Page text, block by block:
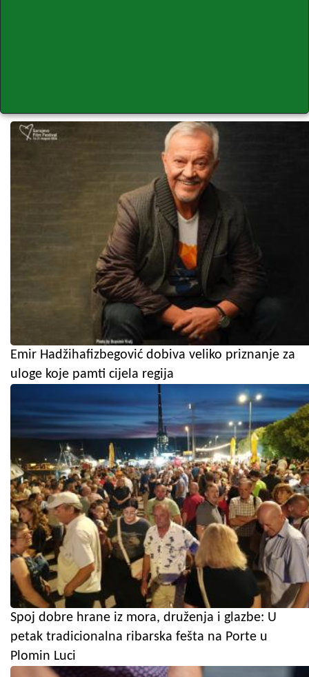
Emir Hadžihafizbegović dobiva veliko priznanje za
uloge koje pamti cijela regija
Spoj dobre hrane iz mora, druženja i glazbe: U
petak tradicionalna ribarska fešta na Porte u
Plomin Luci